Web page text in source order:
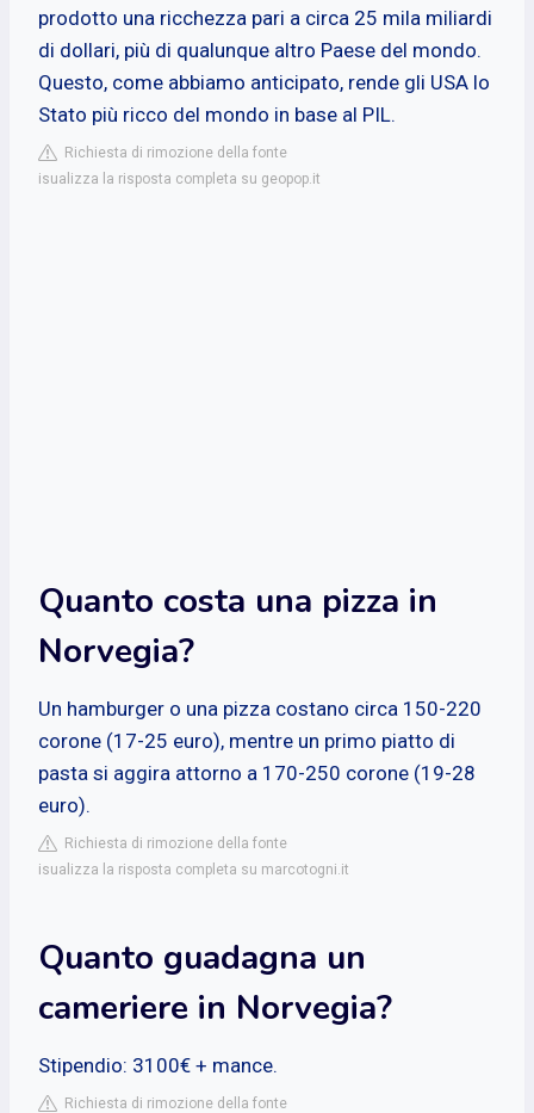
prodotto una ricchezza pari a circa 25 mila miliardi
di dollari, più di qualunque altro Paese del mondo.
Questo, come abbiamo anticipato, rende gli USA lo
Stato più ricco del mondo in base al PIL.
Richiesta di rimozione della fonte
isualizza la risposta completa su geopop.it
Quanto costa una pizza in
Norvegia?
Un hamburger o una pizza costano circa 150-220
corone (17-25 euro), mentre un primo piatto di
pasta si aggira attorno a 170-250 corone (19-28
euro).
Richiesta di rimozione della fonte
isualizza la risposta completa su marcotogni.it
Quanto guadagna un
cameriere in Norvegia?
Stipendio: 3100€ + mance.
Richiesta di rimozione della fonte